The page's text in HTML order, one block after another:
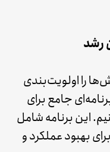
رشد
را اولویت‌بندی
جامع برای
این برنامه شامل
بهبود عملکرد و